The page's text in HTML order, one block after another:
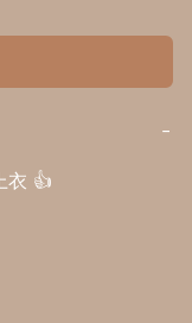
−
衣 👍